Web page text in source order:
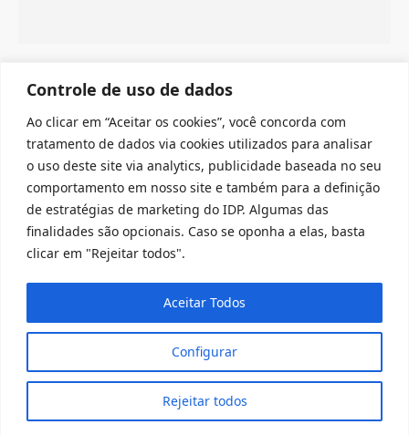
Controle de uso de dados
Ao clicar em “Aceitar os cookies”, você concorda com
tratamento de dados via cookies utilizados para analisar
o uso deste site via analytics, publicidade baseada no seu
comportamento em nosso site e também para a definição
de estratégias de marketing do IDP. Algumas das
finalidades são opcionais. Caso se oponha a elas, basta
clicar em "Rejeitar todos".
Configurar
Rejeitar todos
Aceitar Todos
#SEJAIDP